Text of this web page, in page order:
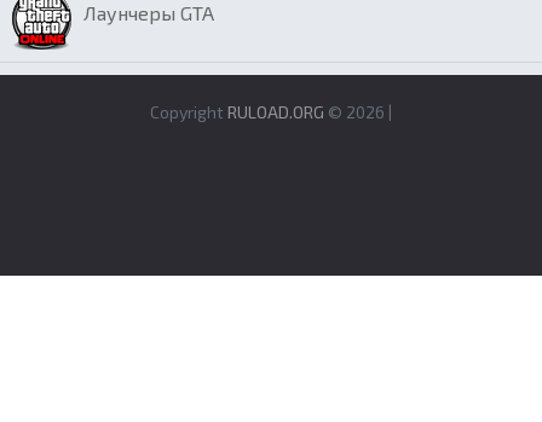
Лаунчеры GTA
Copyright RULOAD.ORG © 2026 |